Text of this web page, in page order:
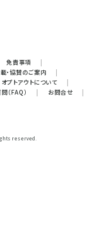
免責事項
|
・協賛のご案内
|
オプトアウトについて
|
（FAQ） | お問合せ
|
reserved.